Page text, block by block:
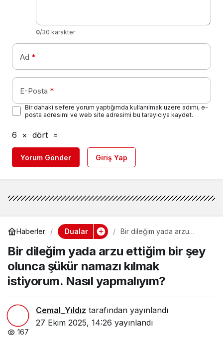
0/30 karakter
Ad *
E-Posta *
Bir dahaki sefere yorum yaptığımda kullanılmak üzere adımı, e-
posta adresimi ve web site adresimi bu tarayıcıya kaydet.
6 × dört =
Yorum Gönder Giriş Yap
Haberler Dualar
Bir dileğim yada arzu
namazı kılmak istiyorum.
Nasıl yapmalıyım?
Bir dileğim yada arzu ettiğim bir şey
olunca şükür namazı kılmak
istiyorum. Nasıl yapmalıyım?
Cemal_Yıldız tarafından yayınlandı
27 Ekim 2025, 14:26 yayınlandı
167